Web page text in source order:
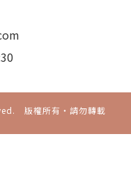
版權所有‧請勿轉載